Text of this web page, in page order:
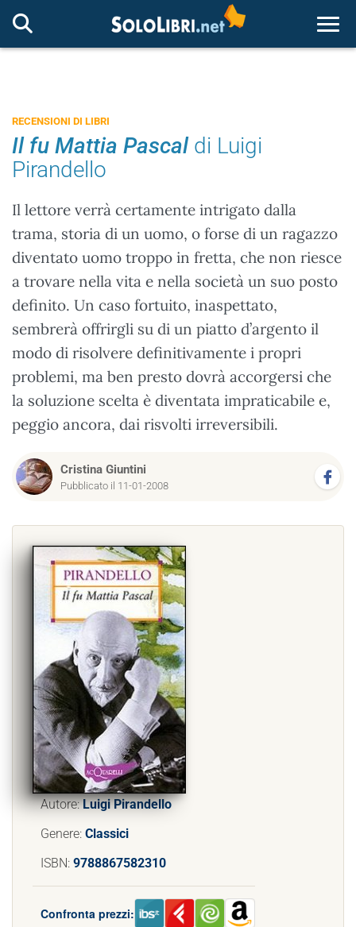
RECENSIONI DI LIBRI
Il fu Mattia Pascaldi Luigi
Pirandello
Il lettore verrà certamente intrigato dalla
trama, storia di un uomo, o forse di un ragazzo
diventato uomo troppo in fretta, che non riesce
a trovare nella vita e nella società un suo posto
definito. Un caso fortuito, inaspettato,
sembrerà offrirgli su di un piatto d’argento il
modo di risolvere definitivamente i propri
problemi, ma ben presto dovrà accorgersi che
la soluzione scelta è diventata impraticabile e,
peggio ancora, dai risvolti irreversibili.
Cristina Giuntini
Pubblicato il 11-01-2008
Autore:Luigi Pirandello
Genere: Classici
ISBN: 9788867582310
Confronta prezzi: